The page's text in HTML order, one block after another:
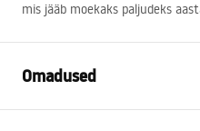
mis jääb moekaks paljudeks
Omadused